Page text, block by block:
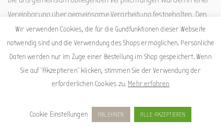
Vereinbarung über gemeinsame Verarbeitung festgehalten. Den
Wortlaut der Vereinbarung finden Sie unter:
https://www.facebook.com/legal/controller_addendum. Laut
dieser Vereinbarung sind wir für die Erteilung der
Datenschutzinformationen beim Einsatz des Facebook-Tools und
für die datenschutzrechtlich sichere Implementierung des Tools
Facebook-Produkte ist Facebook verantwortlich.
Wir verwenden Cookies, die für die Gundfunktionen dieser Webseite
notwendig sind und die Verwendung des Shops ermöglichen. Persönliche
Daten werden nur im Zuge einer Bestellung im Shop gespeichert. Wenn
Sie auf "Akzeptieren" klicken, stimmen Sie der Verwendung der
erforderlichen Cookies zu. Mehr erfahren
Cookie Einstellungen ABLEHNEN ALLE AKZEPTIEREN